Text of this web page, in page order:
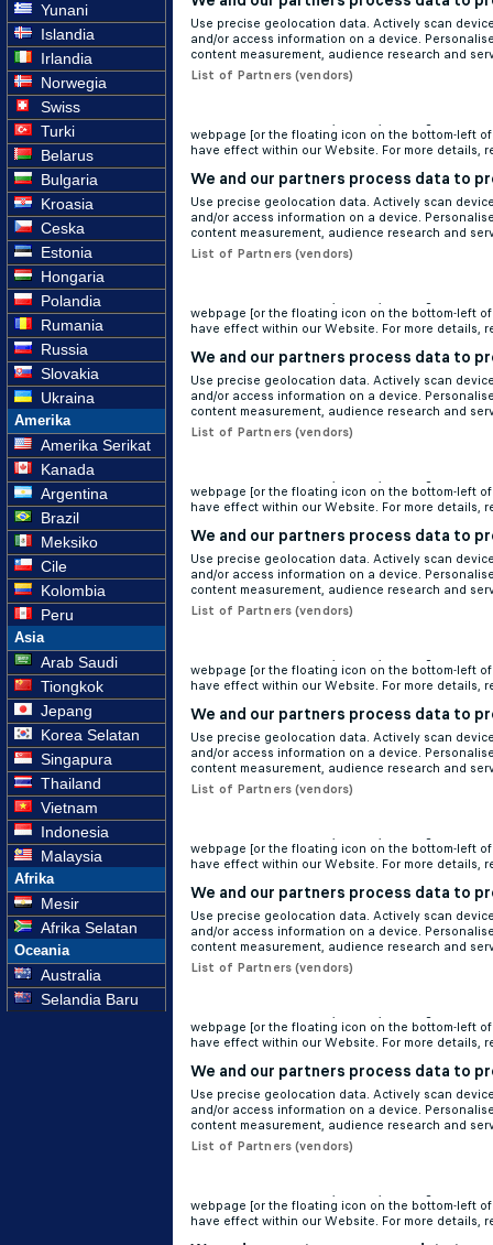
Yunani
Islandia
Irlandia
Norwegia
Swiss
Turki
Belarus
Bulgaria
Kroasia
Ceska
Estonia
Hongaria
Polandia
Rumania
Russia
Slovakia
Ukraina
Amerika
Amerika Serikat
Kanada
Argentina
Brazil
Meksiko
Cile
Kolombia
Peru
Asia
Arab Saudi
Tiongkok
Jepang
Korea Selatan
Singapura
Thailand
Vietnam
Indonesia
Malaysia
Afrika
Mesir
Afrika Selatan
Oceania
Australia
Selandia Baru